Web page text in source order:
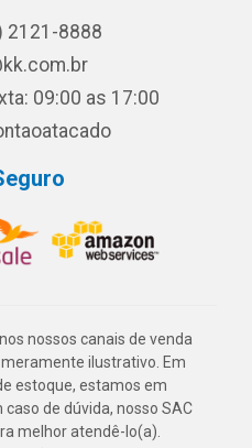
2121-8888
09:00 as 17:00
nossos canais de venda
ilustrativo. Em
estoque, estamos em
de dúvida, nosso SAC
melhor atendê-lo(a).